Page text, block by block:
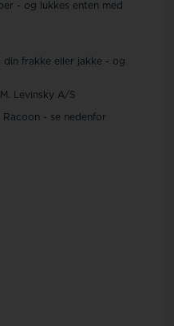
- og lukkes enten med
frakke eller jakke - og
Levinsky A/S
Racoon - se nedenfor